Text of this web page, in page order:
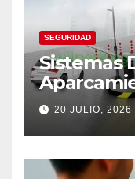
SEGURIDAD
Sistemas
20 JULIO, 2026